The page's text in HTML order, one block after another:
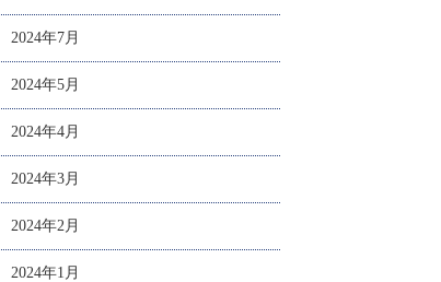
2024年7月
2024年5月
2024年4月
2024年3月
2024年2月
2024年1月